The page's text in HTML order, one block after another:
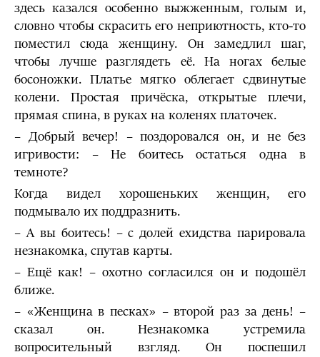
здесь казался особенно выжженным, голым и,
словно чтобы скрасить его неприютность, кто-то
поместил сюда женщину. Он замедлил шаг,
чтобы лучше разглядеть её. На ногах белые
босоножки. Платье мягко облегает сдвинутые
колени. Простая причёска, открытые плечи,
прямая спина, в руках на коленях платочек.
– Добрый вечер! – поздоровался он, и не без
игривости: – Не боитесь остаться одна в
темноте?
Когда видел хорошеньких женщин, его
подмывало их поддразнить.
– А вы боитесь! – с долей ехидства парировала
незнакомка, спутав карты.
– Ещё как! – охотно согласился он и подошёл
ближе.
– «Женщина в песках» – второй раз за день! –
сказал он. Незнакомка устремила
вопросительный взгляд. Он поспешил